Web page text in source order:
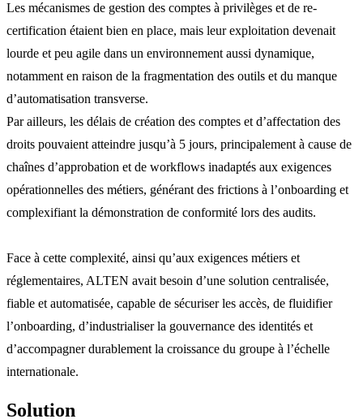
Les mécanismes de gestion des comptes à privilèges et de re-
certification étaient bien en place, mais leur exploitation devenait
lourde et peu agile dans un environnement aussi dynamique,
notamment en raison de la fragmentation des outils et du manque
d’automatisation transverse.
Par ailleurs, les délais de création des comptes et d’affectation des
droits pouvaient atteindre jusqu’à 5 jours, principalement à cause de
chaînes d’approbation et de workflows inadaptés aux exigences
opérationnelles des métiers, générant des frictions à l’onboarding et
complexifiant la démonstration de conformité lors des audits.
Face à cette complexité, ainsi qu’aux exigences métiers et
réglementaires, ALTEN avait besoin d’une solution centralisée,
fiable et automatisée, capable de sécuriser les accès, de fluidifier
l’onboarding, d’industrialiser la gouvernance des identités et
d’accompagner durablement la croissance du groupe à l’échelle
internationale.
Solution